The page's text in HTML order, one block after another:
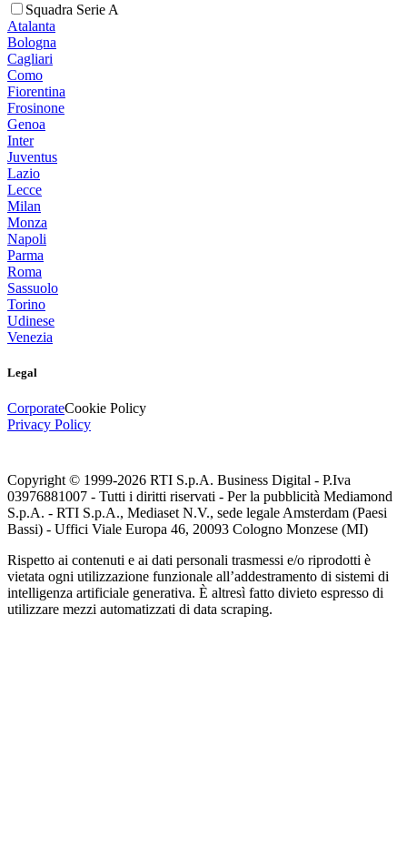
Squadra Serie A
Atalanta
Bologna
Cagliari
Como
Fiorentina
Frosinone
Genoa
Inter
Juventus
Lazio
Lecce
Milan
Monza
Napoli
Parma
Roma
Sassuolo
Torino
Udinese
Venezia
Legal
CorporateCookie Policy
Privacy Policy
Copyright © 1999-2026 RTI S.p.A. Business Digital - P.Iva
03976881007 - Tutti i diritti riservati - Per la pubblicità Mediamond
S.p.A. - RTI S.p.A., Mediaset N.V., sede legale Amsterdam (Paesi
Bassi) - Uffici Viale Europa 46, 20093 Cologno Monzese (MI)
Rispetto ai contenuti e ai dati personali trasmessi e/o riprodotti è
vietata ogni utilizzazione funzionale all’addestramento di sistemi di
intelligenza artificiale generativa. È altresì fatto divieto espresso di
utilizzare mezzi automatizzati di data scraping.